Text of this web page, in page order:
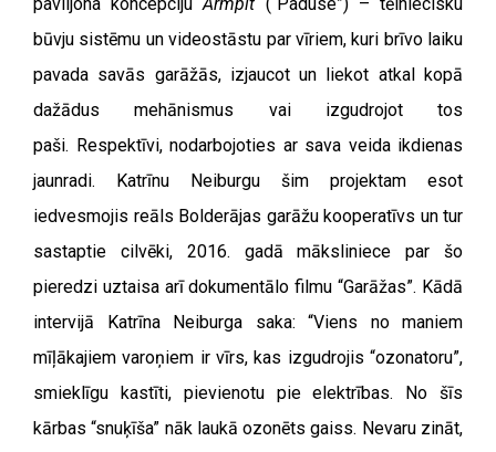
būvju sistēmu un videostāstu par vīriem, kuri brīvo laiku
pavada savās garāžās, izjaucot un liekot atkal kopā
dažādus mehānismus vai izgudrojot tos
paši. Respektīvi, nodarbojoties ar sava veida ikdienas
jaunradi. Katrīnu Neiburgu šim projektam esot
iedvesmojis reāls Bolderājas garāžu kooperatīvs un tur
sastaptie cilvēki, 2016. gadā māksliniece par šo
pieredzi uztaisa arī dokumentālo filmu “Garāžas”. Kādā
intervijā Katrīna Neiburga saka: “Viens no maniem
mīļākajiem varoņiem ir vīrs, kas izgudrojis “ozonatoru”,
smieklīgu kastīti, pievienotu pie elektrības. No šīs
kārbas “snuķīša” nāk laukā ozonēts gaiss. Nevaru zināt,